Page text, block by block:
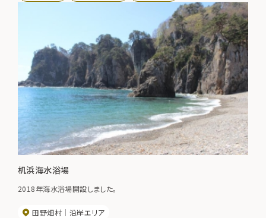
机浜海水浴場
2018年海水浴場開設しました。
田野畑村 沿岸エリア